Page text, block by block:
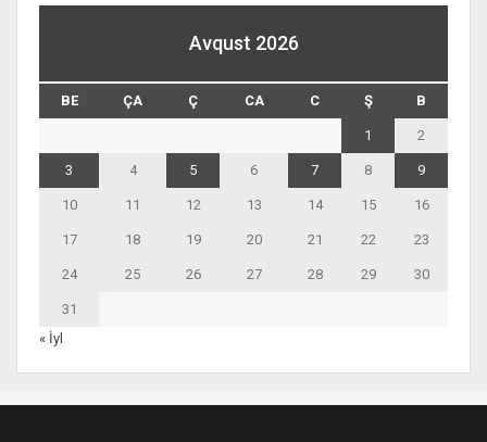
Avqust 2026
BE ÇA Ç CA C Ş B
1 2
3 4 5 6 7 8 9
10 11 12 13 14 15 16
17 18 19 20 21 22 23
24 25 26 27 28 29 30
31
« İyl